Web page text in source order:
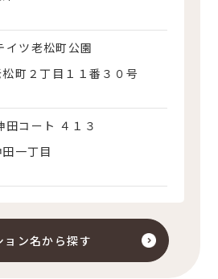
イツ老松町公園
町２丁目１１番３０号
田コート ４１３
一丁目
ョン名から探す